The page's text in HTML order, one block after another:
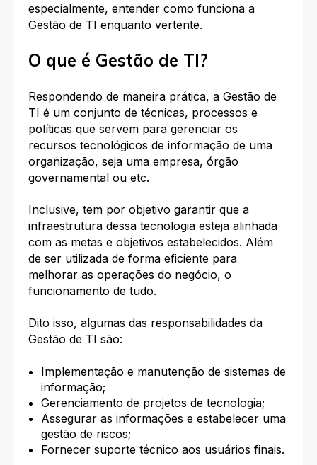
especialmente, entender como funciona a
Gestão de TI enquanto vertente.
O que é Gestão de TI?
Respondendo de maneira prática, a Gestão de
TI é um conjunto de técnicas, processos e
políticas que servem para gerenciar os
recursos tecnológicos de informação de uma
organização, seja uma empresa, órgão
governamental ou etc.
Inclusive, tem por objetivo garantir que a
infraestrutura dessa tecnologia esteja alinhada
com as metas e objetivos estabelecidos. Além
de ser utilizada de forma eficiente para
melhorar as operações do negócio, o
funcionamento de tudo.
Dito isso, algumas das responsabilidades da
Gestão de TI são:
Implementação e manutenção de sistemas de
informação;
Gerenciamento de projetos de tecnologia;
Assegurar as informações e estabelecer uma
gestão de riscos;
Fornecer suporte técnico aos usuários finais.